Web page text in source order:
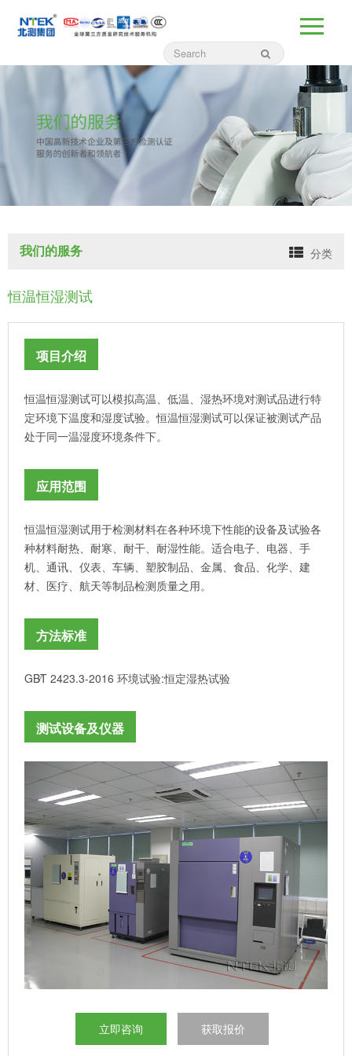
我们的服务 分类
恒温恒湿测试
项目介绍
恒温恒湿测试可以模拟高温、低温、湿热环境对测试品进行特
定环境下温度和湿度试验。恒温恒湿测试可以保证被测试产品
处于同一温湿度环境条件下。
应用范围
恒温恒湿测试用于检测材料在各种环境下性能的设备及试验各
种材料耐热、耐寒、耐干、耐湿性能。适合电子、电器、手
机、通讯、仪表、车辆、塑胶制品、金属、食品、化学、建
材、医疗、航天等制品检测质量之用。
方法标准
GB∕T 2423.3-2016 环境试验:恒定湿热试验
测试设备及仪器
立即咨询 获取报价